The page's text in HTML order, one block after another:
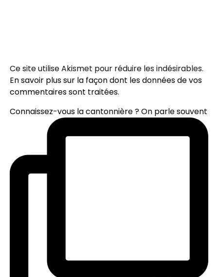
Ce site utilise Akismet pour réduire les indésirables.
En savoir plus sur la façon dont les données de vos
commentaires sont traitées.
Connaissez-vous la cantonnière ? On parle souvent